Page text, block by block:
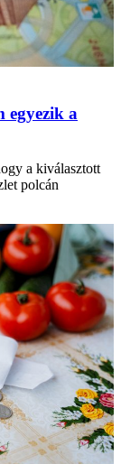
egyezik a
a kiválasztott
polcán